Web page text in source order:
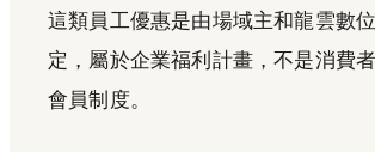
這類員工優惠是由場域主和龍雲數
定，屬於企業福利計畫，不是消費
會員制度。